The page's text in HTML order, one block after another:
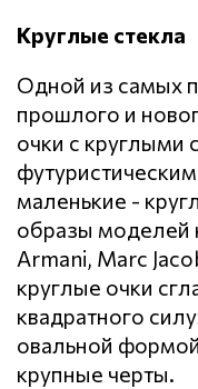
Круглые стекла
Одной из самых
прошлого и
очки с круглыми
маленькие -
образы моделей
Armani, Marc
круглые очки
квадратного
овальной
крупные черты.